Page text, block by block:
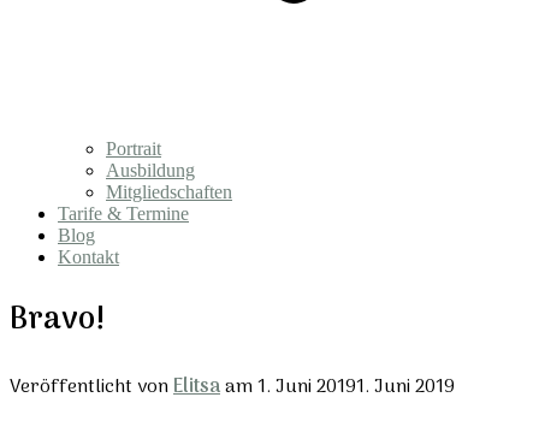
Portrait
Ausbildung
Mitgliedschaften
Tarife & Termine
Blog
Kontakt
Bravo!
Veröffentlicht vonElitsaam1. Juni 20191. Juni 2019